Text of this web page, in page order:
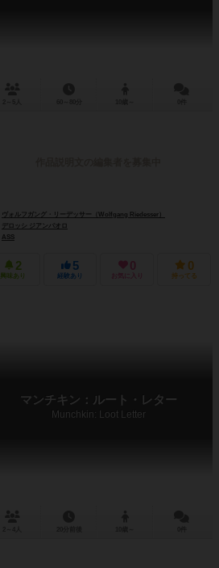
CMONグローバル（CMON Global Limited）
ヴォルフガング・リーデッサー（Wolfgang Riedesser）
デロッシ ジアンパオロ
ASS
2
興味あり
5
経験あり
0
お気に入り
0
持ってる
マンチキン：ルート・レター
Munchkin: Loot Letter